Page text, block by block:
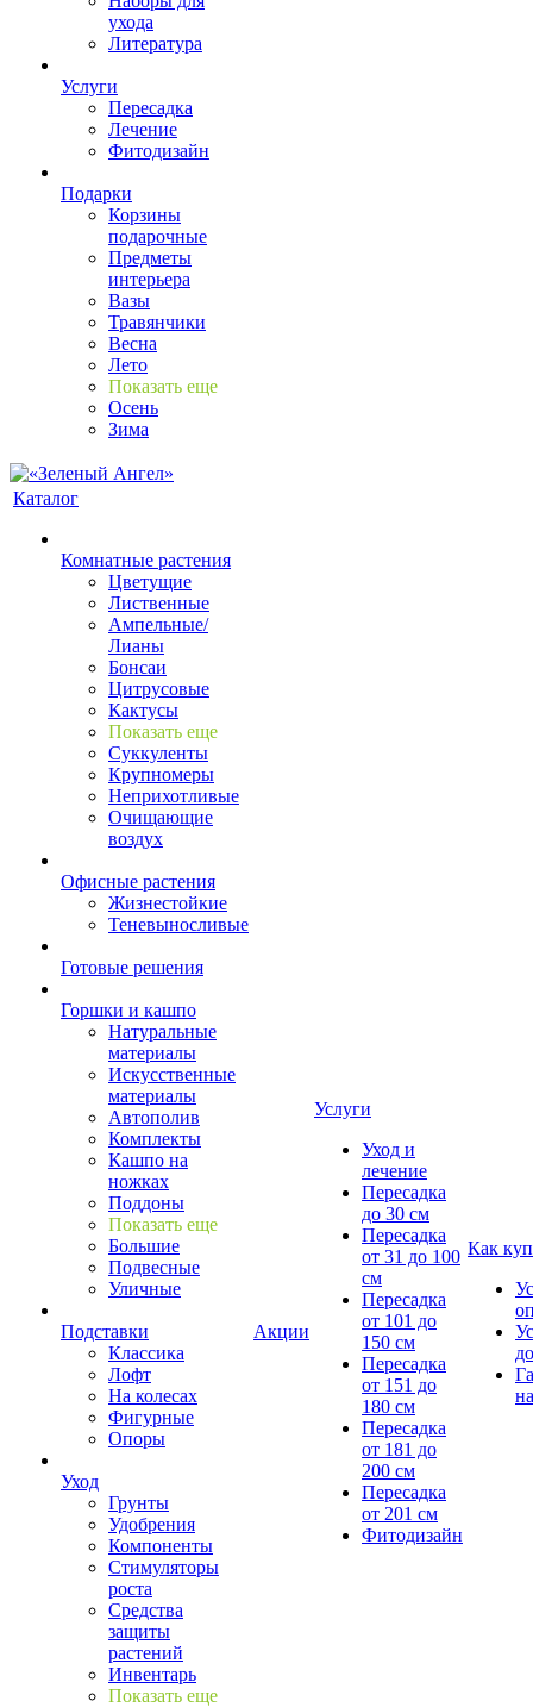
ухода
Литература
Услуги
Пересадка
Лечение
Фитодизайн
Подарки
Корзины
подарочные
Предметы
интерьера
Вазы
Травянчики
Весна
Лето
Показать еще
Осень
Зима
Каталог
Комнатные растения
Цветущие
Лиственные
Ампельные/
Лианы
Бонсаи
Цитрусовые
Кактусы
Показать еще
Суккуленты
Крупномеры
Неприхотливые
Очищающие
воздух
Офисные растения
Жизнестойкие
Теневыносливые
Готовые решения
Горшки и кашпо
Натуральные
материалы
Искусственные
материалы
Автополив
Комплекты
Кашпо на
ножках
Поддоны
Показать еще
Большие
Подвесные
Уличные
Подставки
Классика
Лофт
На колесах
Фигурные
Опоры
Уход
Грунты
Удобрения
Компоненты
Стимуляторы
роста
Средства
защиты
растений
Инвентарь
Показать еще
Акции
Услуги
Уход и
лечение
Пересадка
до 30 см
Пересадка
от 31 до 100
см
Пересадка
от 101 до
150 см
Пересадка
от 151 до
180 см
Пересадка
от 181 до
200 см
Пересадка
от 201 см
Фитодизайн
Как